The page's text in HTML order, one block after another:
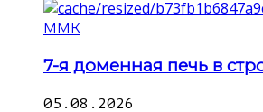
ММК
7-я доменная печь в
05.08.2026